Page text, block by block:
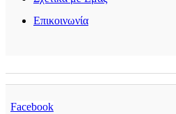
Επικοινωνία
Facebook